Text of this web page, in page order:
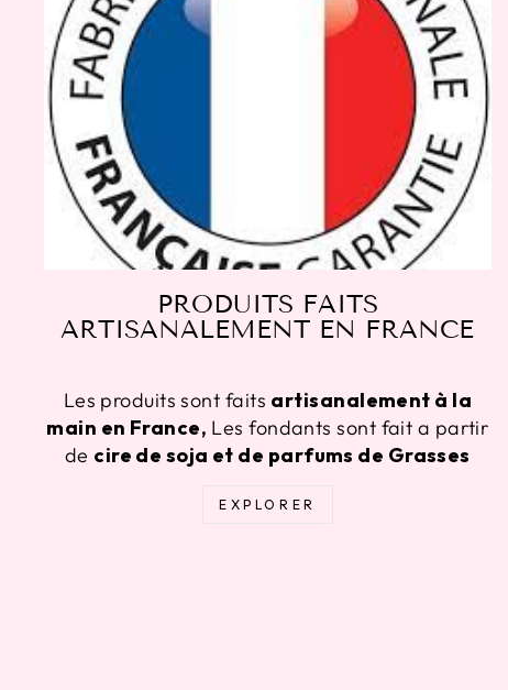
PRODUITS FAITS
ARTISANALEMENT EN FRANCE
Les produits sont faits artisanalement à la
main en France, Les fondants sont fait a partir
de cire de soja et de parfums de Grasses
EXPLORER